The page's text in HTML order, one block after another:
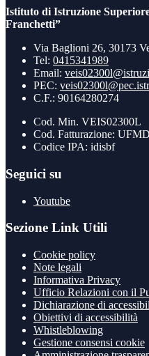
Istituto di Istruzione
Franchetti”
Via Baglioni 26, 30173
Tel: 0415341989
Email:
PEC:
C.F.: 90164280274
Cod. Min. VEIS02300L
Cod. Fatturazione:
Codice IPA: idisbf
Seguici su
Youtube
Sezione Link Utili
Cookie policy
Note legali
Informativa Privacy
Ufficio Relazioni con il
Dichiarazione di
Obiettivi di accessibilità
Whistleblowing
Gestione consensi cookie